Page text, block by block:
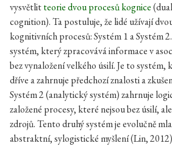
vysvětlitteorie dvou procesů kognice
cognition). Ta postuluje, že lidé užívají
kognitivních procesů: Systém 1 a Systém
systém, který zpracovává informace v
bez vynaložení velkého úsilí. Je to systém,
dříve a zahrnuje předchozí znalosti a
Systém 2 (analytický systém) zahrnuje
založené procesy, které nejsou bez úsilí,
zdrojů. Tento druhý systém je evolučně
abstraktní, sylogistické myšlení (Lin,